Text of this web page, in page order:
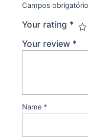
Campos
Your rating *
Your review *
Name *